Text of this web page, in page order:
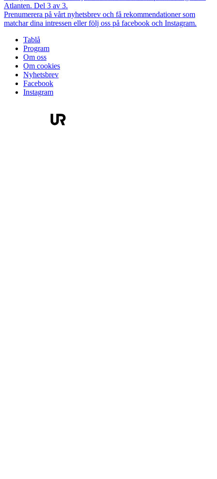
Atlanten. Del 3 av 3.
Prenumerera på vårt nyhetsbrev och få rekommendationer som
matchar dina intressen eller följ oss på facebook och Instagram.
Tablå
Program
Om oss
Om cookies
Nyhetsbrev
Facebook
Instagram